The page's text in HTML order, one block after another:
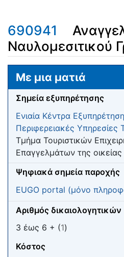
690941
Ναυλομεσιτικού
Μετάβαση σε: πλοήγηση
Με μια ματιά
Σημεία εξυπηρέτησης
Ενιαία Κέντρα
Περιφερειακές Υπηρεσίες
Τμήμα Τουριστικών
Επαγγελμάτων της
Ψηφιακά σημεία παροχής
EUGO portal (μόνο
Αριθμός δικαιολογητικών
3 έως 6 + (1)
Κόστος